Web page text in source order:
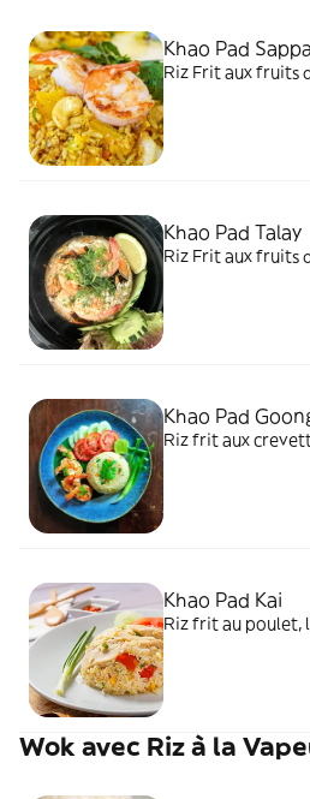
Khao Pad
Riz Frit aux fruits
Khao Pad Talay
Riz Frit aux fruits
Khao Pad
Riz frit aux
Khao Pad Kai
Riz frit au poulet,
Wok avec Riz à la